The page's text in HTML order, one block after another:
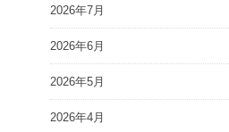
2026年7月
2026年6月
2026年5月
2026年4月